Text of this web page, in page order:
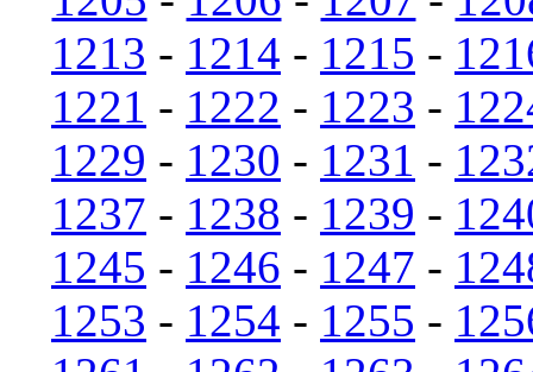
1213 - 1214 - 1215 -
1221 - 1222 - 1223 -
1229 - 1230 - 1231 -
1237 - 1238 - 1239 -
1245 - 1246 - 1247 -
1253 - 1254 - 1255 -